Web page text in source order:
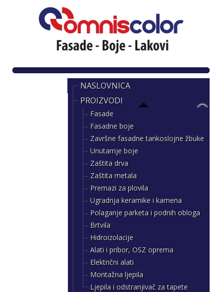
NASLOVNICA
PROIZVODI
Fasade
Fasadne boje
Završne fasadne tankoslojne žbuke
Unutarnje boje
Zaštita drva
Zaštita metala
Premazi za plovila
Ugradnja keramike i kamena
Polaganje parketa i podnih obloga
Brtvila
Hidroizolacije
Alati i pribor, OSZ oprema
Električni alati
Montažna ljepila
Ljepila i odstranjivač za tapete